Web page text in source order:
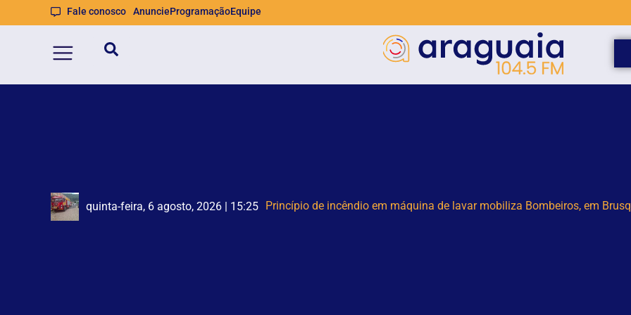
Fale conosco AnuncieProgramaçãoEquipe
quinta-feira, 6 agosto, 2026 | 15:25
quinta-feira, 6 agosto, 2026 | 14:12 Trabalha
BRUSQUE: Estão abertas as inscrições para o desfile do 7 de setembro